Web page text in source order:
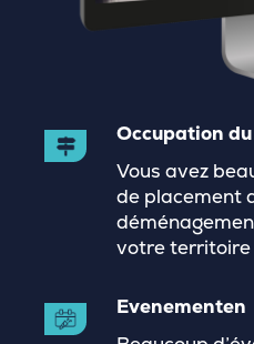
Occupation
Vous avez
de placement
votre territoire
Evenementen